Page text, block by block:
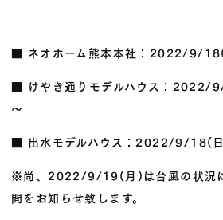
■ ネオホーム熊本本社：2022/9/
■ けやき通りモデルハウス：
～
■ 出水モデルハウス：2022/9/18(
※尚、2022/9/19(月)は台風の状況
間をお知らせ致します。